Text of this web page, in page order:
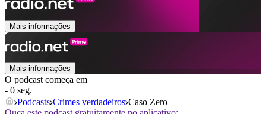
Mais informações
Mais informações
O podcast começa em
- 0 seg.
Podcasts Crimes verdadeiros Caso Zero